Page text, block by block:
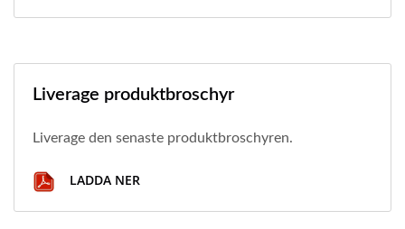
Liverage produktbroschyr
Liverage den senaste produktbroschyren.
LADDA NER